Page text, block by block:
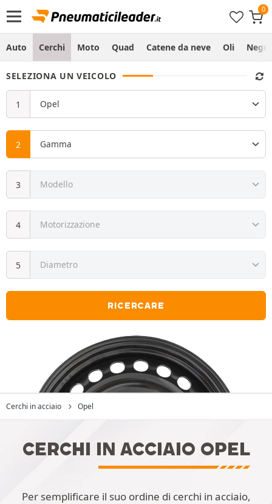
Auto Cerchi Moto Quad Catene da neve Oli
SELEZIONA UN VEICOLO
RICERCARE
Cerchi in acciaio Opel
CERCHI IN ACCIAIO OPEL
Per semplificare il suo ordine di cerchi in acciaio,